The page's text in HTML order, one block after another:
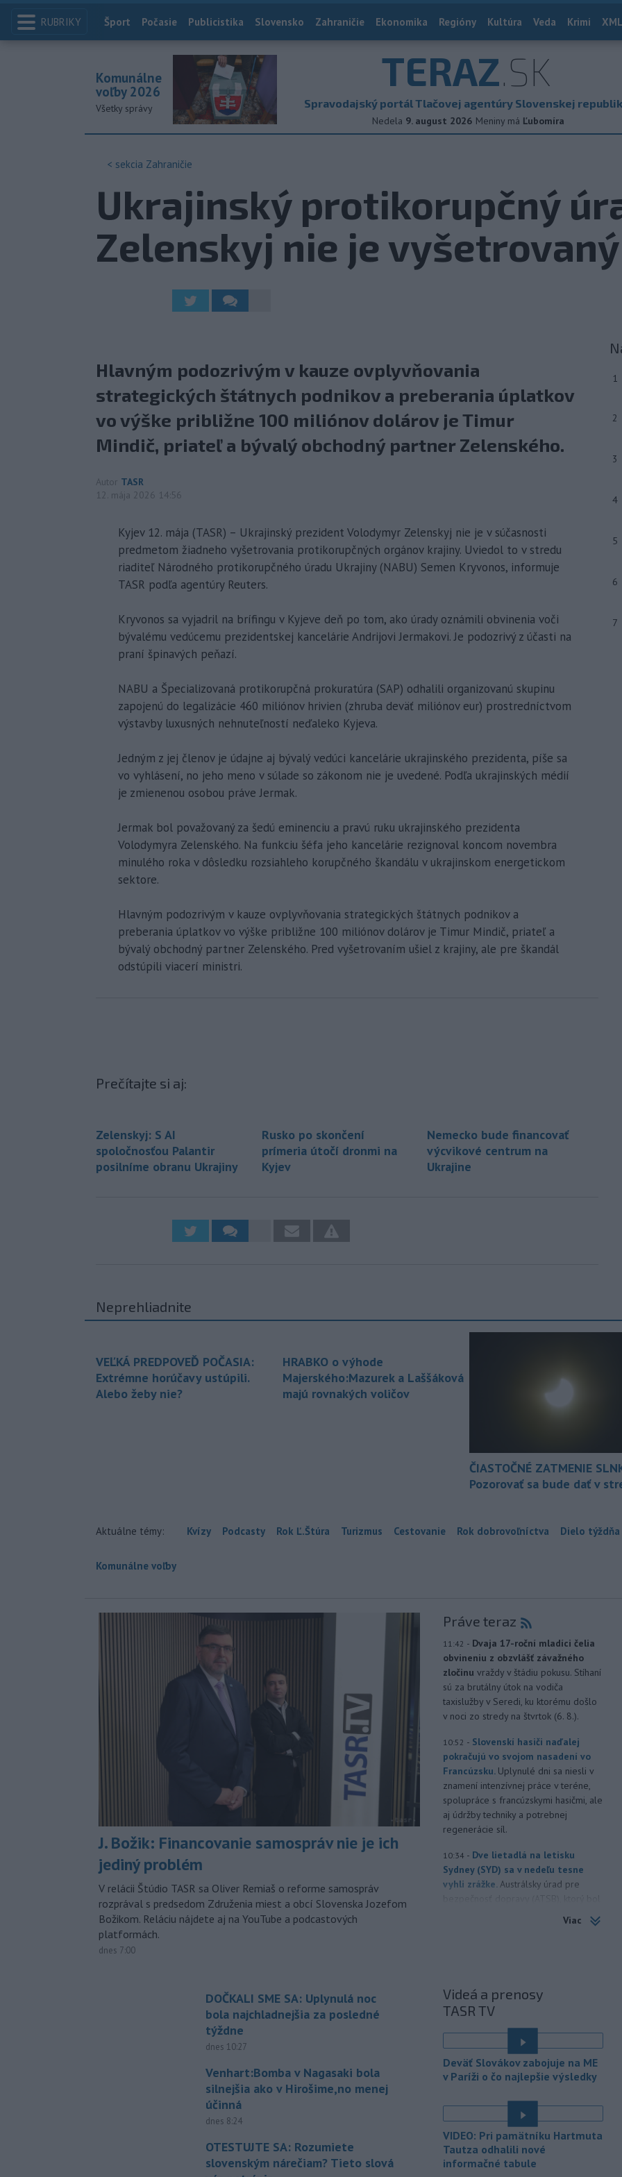
RUBRIKY Index
Šport Počasie Publicistika Slovensko Zahraničie Ekonomika Regióny Kultúra Veda Krimi
TERAZ.SK
Spravodajský portál Tlačovej agentúry Slovenskej
Nedela 9. august 2026 Meniny má Ľubomíra
Komunálne
voľby 2026
Všetky správy
< sekcia Zahraničie
Ukrajinský protikorupčný
Zelenskyj nie je
Hlavným podozrivým v kauze ovplyvňovania
strategických štátnych podnikov a preberania úplatkov
vo výške približne 100 miliónov dolárov je Timur
Mindič, priateľ a bývalý obchodný partner Zelenského.
Autor TASR
12. mája 2026 14:56
Kyjev 12. mája (TASR) – Ukrajinský prezident Volodymyr Zelenskyj nie je v súčasnosti
predmetom žiadneho vyšetrovania protikorupčných orgánov krajiny. Uviedol to v stredu
riaditeľ Národného protikorupčného úradu Ukrajiny (NABU) Semen Kryvonos, informuje
TASR podľa agentúry Reuters.
Kryvonos sa vyjadril na brífingu v Kyjeve deň po tom, ako úrady oznámili obvinenia voči
bývalému vedúcemu prezidentskej kancelárie Andrijovi Jermakovi. Je podozrivý z účasti na
praní špinavých peňazí.
NABU a Špecializovaná protikorupčná prokuratúra (SAP) odhalili organizovanú skupinu
zapojenú do legalizácie 460 miliónov hrivien (zhruba deväť miliónov eur) prostredníctvom
výstavby luxusných nehnuteľností neďaleko Kyjeva.
Jedným z jej členov je údajne aj bývalý vedúci kancelárie ukrajinského prezidenta, píše sa
vo vyhlásení, no jeho meno v súlade so zákonom nie je uvedené. Podľa ukrajinských médií
je zmienenou osobou práve Jermak.
Jermak bol považovaný za šedú eminenciu a pravú ruku ukrajinského prezidenta
Volodymyra Zelenského. Na funkciu šéfa jeho kancelárie rezignoval koncom novembra
minulého roka v dôsledku rozsiahleho korupčného škandálu v ukrajinskom energetickom
sektore.
Hlavným podozrivým v kauze ovplyvňovania strategických štátnych podnikov a
preberania úplatkov vo výške približne 100 miliónov dolárov je Timur Mindič, priateľ a
bývalý obchodný partner Zelenského. Pred vyšetrovaním ušiel z krajiny, ale pre škandál
odstúpili viacerí ministri.
Prečítajte si aj:
Zelenskyj: S AI
spoločnosťou Palantir
posilníme obranu Ukrajiny
Rusko po skončení
prímeria útočí dronmi na
Kyjev
Nemecko bude financovať
výcvikové centrum na
Ukrajine
1
2
3
4
5
6
7
Neprehliadnite
VEĽKÁ PREDPOVEĎ POČASIA:
Extrémne horúčavy ustúpili.
Alebo žeby nie?
HRABKO o výhode
Majerského:Mazurek a Laššáková
majú rovnakých voličov
ČIASTOČNÉ ZATMENIE
Pozorovať sa bude dať v
Aktuálne témy: Kvízy Podcasty Rok Ľ.Štúra Turizmus Cestovanie Rok dobrovoľníctva Dielo týždňa
Komunálne voľby
J. Božik: Financovanie samospráv nie je ich
jediný problém
V relácii Štúdio TASR sa Oliver Remiaš o reforme samospráv
rozprával s predsedom Združenia miest a obcí Slovenska Jozefom
Božikom. Reláciu nájdete aj na YouTube a podcastových
platformách.
dnes 7:00
DOČKALI SME SA: Uplynulá noc
bola najchladnejšia za posledné
týždne
dnes 10:27
Venhart:Bomba v Nagasaki bola
silnejšia ako v Hirošime,no menej
účinná
dnes 8:24
OTESTUJTE SA: Rozumiete
slovenským nárečiam? Tieto slová
Práve teraz
11:42 - Dvaja 17-roční mladíci čelia
obvineniu z obzvlášť závažného
zločinu vraždy v štádiu pokusu. Stíhaní
sú za brutálny útok na vodiča
taxislužby v Seredi, ku ktorému došlo
v noci zo stredy na štvrtok (6. 8.).
10:52 - Slovenskí hasiči naďalej
pokračujú vo svojom nasadení vo
Francúzsku. Uplynulé dni sa niesli v
znamení intenzívnej práce v teréne,
spolupráce s francúzskymi hasičmi, ale
aj údržby techniky a potrebnej
regenerácie síl.
10:34 - Dve lietadlá na letisku
Sydney (SYD) sa v nedeľu tesne
vyhli zrážke.Austrálsky úrad pre
o tomto incidente informovaný, začal
až deväť stupňov Celzia, v dolinách a
kotlinách bolo ešte chladnejšie.
Slovenský hydrometeorologický ústav
(SHMÚ) o tom informoval na sociálnej
10:21 - Výmera lesných pozemkov a
zvyšuje. Plocha lesných porastov sa
od roku 1990 priemerne ročne
zvýšila o 1060 hektárov (ha). Vyplýva
to z tzv. zelenej správy o lesnom
hospodárstve v Slovenskej republike
Viac
Videá a prenosy
TASR TV
Deväť Slovákov zabojuje na ME
v Paríži o čo najlepšie výsledky
VIDEO: Pri pamätníku Hartmuta
Tautza odhalili nové
informačné tabule